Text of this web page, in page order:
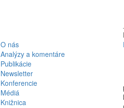
„
O nás
Analýzy a komentáre
Publikácie
Newsletter
Konferencie
Médiá
Knižnica